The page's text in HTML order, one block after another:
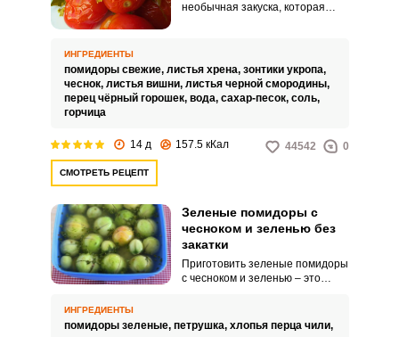
необычная закуска, которая
рацион, но и дополнить
праздничный стол.
ИНГРЕДИЕНТЫ
помидоры свежие, листья хрена, зонтики укропа,
чеснок, листья вишни, листья черной смородины,
перец чёрный горошек, вода, сахар-песок, соль,
горчица
14 д 157.5 кКал 44542 0
СМОТРЕТЬ РЕЦЕПТ
Зеленые помидоры с
чесноком и зеленью без
закатки
Приготовить зеленые помидоры
с чесноком и зеленью – это
помощью солений. Если вы в
ИНГРЕДИЕНТЫ
помидоры зеленые, петрушка, хлопья перца чили,
ВХОД НА САЙТ РЕГИСТРАЦИЯ
с помощью социальных сетей:
или